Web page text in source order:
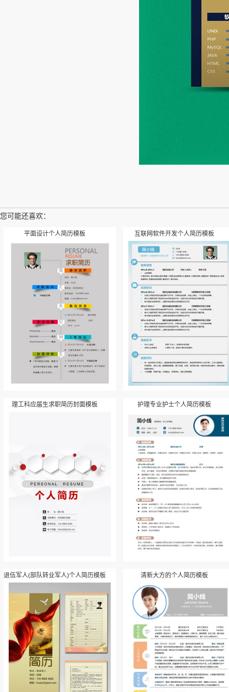
您可能还喜欢：
平面设计个人简历模板 互联网软件开发个人简历模板
理工科应届生求职简历封面模板 护理专业护士个人简历模板
退伍军人(部队转业军人)个人简历模板 清新大方的个人简历模板